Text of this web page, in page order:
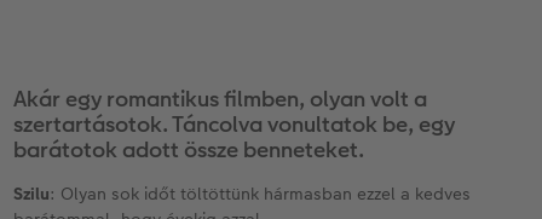
Akár egy romantikus filmben, olyan volt a
szertartásotok. Táncolva vonultatok be, egy
barátotok adott össze benneteket.
Szilu: Olyan sok időt töltöttünk hármasban ezzel a kedves